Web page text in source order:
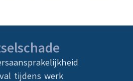
tijdens werk